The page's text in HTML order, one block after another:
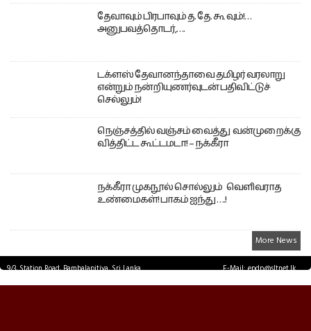
தேவாவும் பிரபாவும் த. தே. கூ வும்!…
அனுபவத்தொடர்,….
டக்ளஸ் தேவானந்தாவை தமிழர் வரலாறு
என்றும் நன்றியுணர்வுடன் பதிவிட்டுச்
செல்லும்!
நெஞ்சத்தில் வஞ்சம் வைத்து வன்முறைக்கு
வித்திட்ட கூட்டமடா! – நக்கீரா
நக்கீரா முகநூல் சொல்லும் வெளிவராத
உண்மைகள்! பாகம் ஐந்து ….!
More News
9/3, Station Road, Bambalapitiya, Sri Lanka.
E-Mail: epdp@sltnet.lk